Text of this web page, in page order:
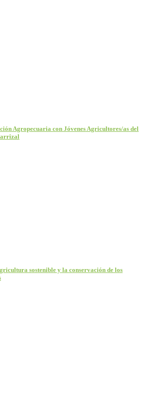
Agropecuaria con Jóvenes Agricultores/as del
sostenible y la conservación de los